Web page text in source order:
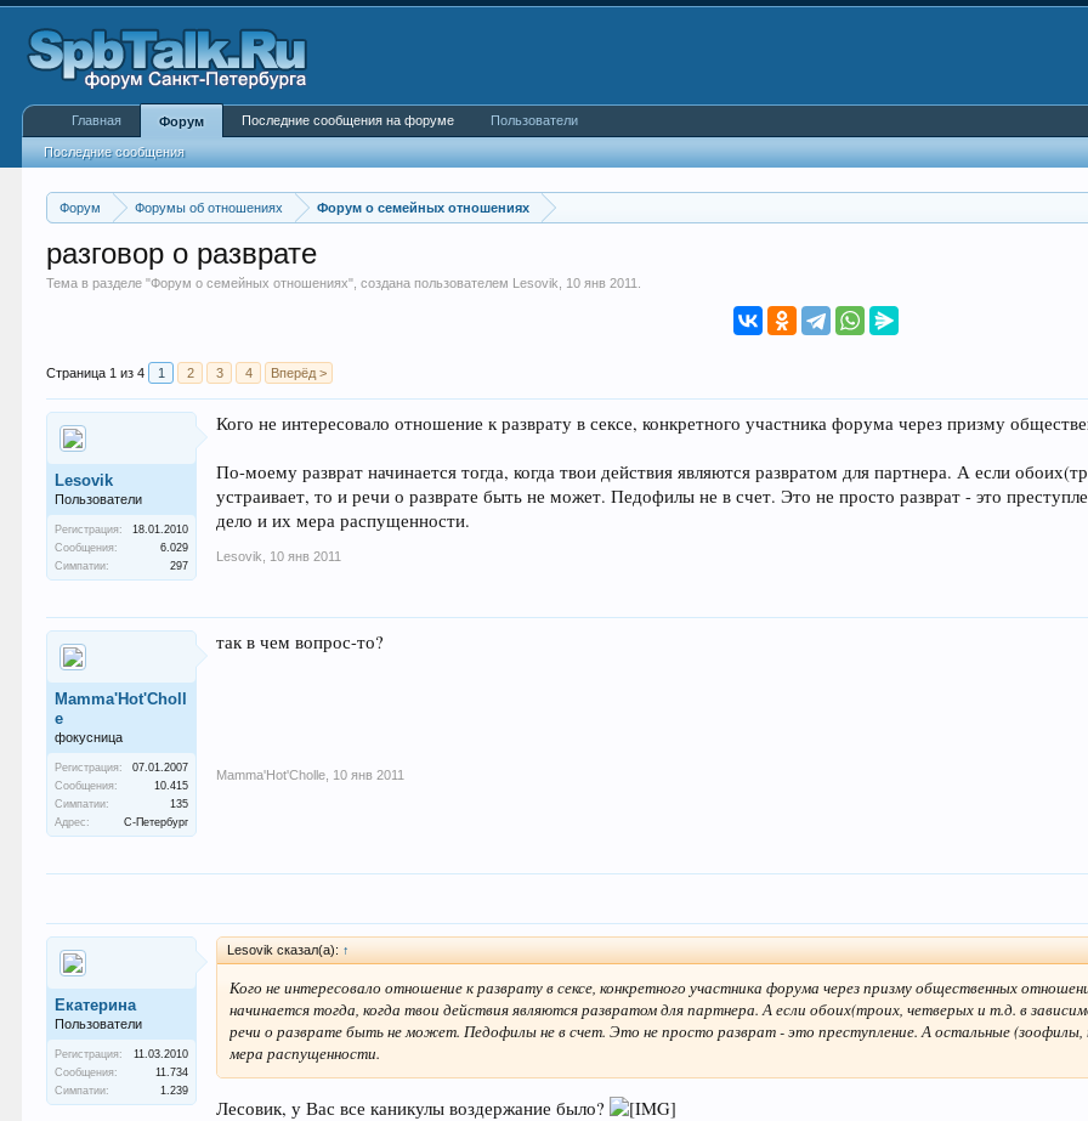
Форум Форумы об отношениях Форум о семейных отношениях
разговор о разврате
Тема в разделе "Форум о семейных отношениях", создана пользователем Lesovik 10 янв 2011
Страница 1 из 4 1 2 3 4 Вперёд >
Lesovik
Пользователи
Регистрация:
18.01.2010
Сообщения:
6.029
Симпатии:
297
Кого не интересовало отношение к разврату в сексе, конкретного участника форума через призму
По-моему разврат начинается тогда, когда твои действия являются развратом для партнера. А если
устраивает, то и речи о разврате быть не может. Педофилы не в счет. Это не просто разврат - это
дело и их мера распущенности.
Lesovik 10 янв 2011
Mamma'Hot'Choll
e
фокусница
Регистрация:
07.01.2007
Сообщения:
10.415
Симпатии:
135
Адрес:
С-Петербург
так в чем вопрос-то?
Mamma'Hot'Cholle 10 янв 2011
Екатерина
Пользователи
Регистрация:
11.03.2010
Сообщения:
11.734
Симпатии:
1.239
Lesovik сказал(а): ↑
Кого не интересовало отношение к разврату в сексе, конкретного участника форума через призму общественных
начинается тогда, когда твои действия являются развратом для партнера. А если обоих(троих, четверых и т.д. в
речи о разврате быть не может. Педофилы не в счет. Это не просто разврат - это преступление. А остальные
мера распущенности.
Лесовик, у Вас все каникулы воздержание было?
Главная Форум
Последние сообщения
Последние сообщения на форуме Пользователи